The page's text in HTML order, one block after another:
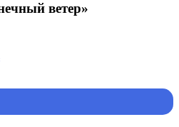
ветер»